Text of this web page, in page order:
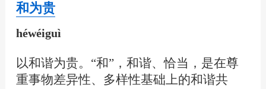
和为贵
héwéiguì
以和谐为贵。“和”，和谐、恰当，是在尊
重事物差异性、多样性基础上的和谐共